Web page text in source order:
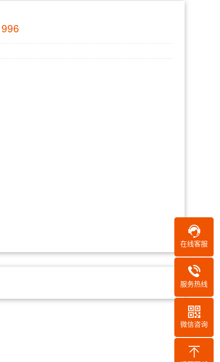
在线客服
服务热线
微信咨询